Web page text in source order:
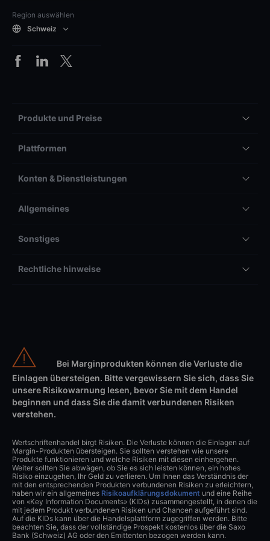
Region auswählen
Schweiz
Produkte und Preise
Plattformen
Konten & Dienstleistungen
Allgemeines
Sonstiges
Rechtliche hinweise
Bei Marginprodukten können die Verluste die
Einlagen übersteigen. Bitte vergewissern Sie sich, dass Sie
unsere Risikowarnung lesen, bevor Sie mit dem Handel
beginnen und dass Sie die damit verbundenen Risiken
verstehen.
Wertschriftenhandel birgt Risiken. Die Verluste können die Einlagen auf
Margin-Produkten übersteigen. Sie sollten verstehen wie unsere
Produkte funktionieren und welche Risiken mit diesen einhergehen.
Weiter sollten Sie abwägen, ob Sie es sich leisten können, ein hohes
Risiko einzugehen, Ihr Geld zu verlieren. Um Ihnen das Verständnis der
mit den entsprechenden Produkten verbundenen Risiken zu erleichtern,
haben wir ein allgemeines Risikoaufklärungsdokument und eine Reihe
von «Key Information Documents» (KIDs) zusammengestellt, in denen die
mit jedem Produkt verbundenen Risiken und Chancen aufgeführt sind.
Auf die KIDs kann über die Handelsplattform zugegriffen werden. Bitte
beachten Sie, dass der vollständige Prospekt kostenlos über die Saxo
Bank (Schweiz) AG oder den Emittenten bezogen werden kann.